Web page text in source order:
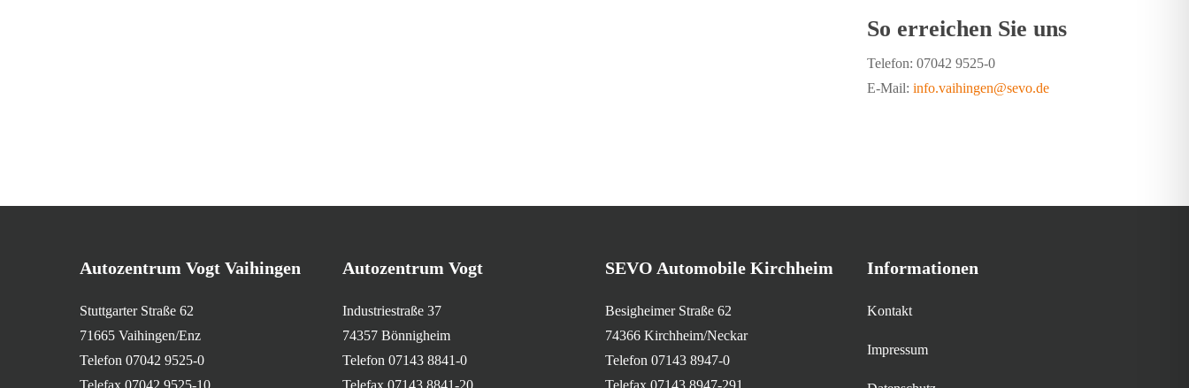
So erreichen Sie uns
Telefon: 07042 9525-0
E-Mail:info.vaihingen@sevo.de
Autozentrum Vogt Vaihingen
Stuttgarter Straße 62
71665 Vaihingen/Enz
Telefon 07042 9525-0
Telefax 07042 9525-10
Autozentrum Vogt
Industriestraße 37
74357 Bönnigheim
Telefon 07143 8841-0
Telefax 07143 8841-20
SEVO Automobile Kirchheim
Besigheimer Straße 62
74366 Kirchheim/Neckar
Telefon 07143 8947-0
Telefax 07143 8947-291
Informationen
Kontakt
Impressum